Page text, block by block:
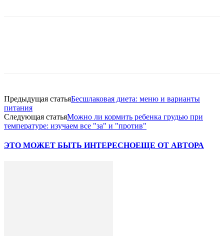
Предыдущая статьяБесшлаковая диета: меню и варианты
питания
Следующая статьяМожно ли кормить ребенка грудью при
температуре: изучаем все "за" и "против"
ЭТО МОЖЕТ БЫТЬ ИНТЕРЕСНОЕЩЕ ОТ АВТОРА